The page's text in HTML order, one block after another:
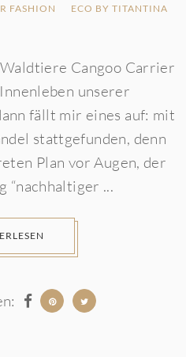
FASHION ECO BY TITANTINA
Cangoo Carrier
unserer
fällt mir eines auf: mit
stattgefunden, denn
Plan vor Augen, der
“nachhaltiger ...